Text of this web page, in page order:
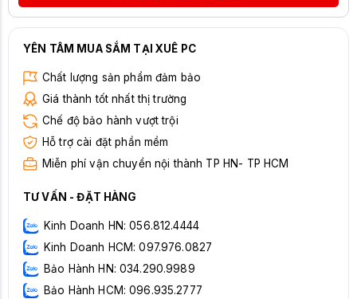
YÊN TÂM MUA SẮM TẠI XUÊ PC
Chất lượng sản phẩm đảm bảo
Giá thành tốt nhất thị trường
Chế độ bảo hành vượt trội
Hỗ trợ cài đặt phần mềm
Miễn phí vận chuyển nội thành TP HN- TP HCM
TƯ VẤN - ĐẶT HÀNG
Kinh Doanh HN: 056.812.4444
Kinh Doanh HCM: 097.976.0827
Bảo Hành HN: 034.290.9989
Bảo Hành HCM: 096.935.2777